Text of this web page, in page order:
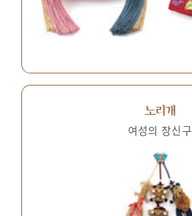
노리개
여성의 장신구